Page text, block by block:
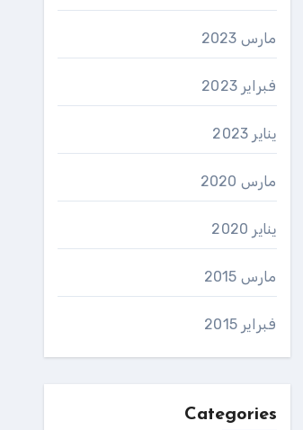
مارس 2023
فبراير 2023
يناير 2023
مارس 2020
يناير 2020
مارس 2015
فبراير 2015
Categories